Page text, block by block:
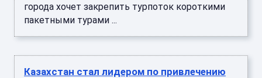
города хочет закрепить турпоток короткими
пакетными турами ...
Казахстан стал лидером по привлечению